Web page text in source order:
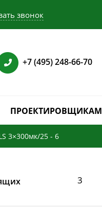
звонок
+7 (495) 248-66-70
ПРОЕКТИРОВЩИКАМ
3×300мк/25 - 6
3